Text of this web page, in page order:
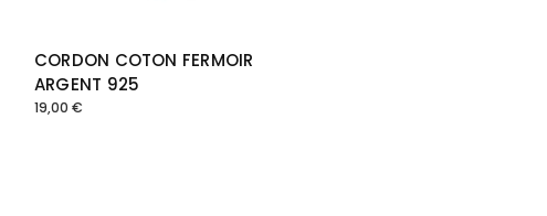
CORDON COTON FERMOIR
ARGENT 925
19,00 €